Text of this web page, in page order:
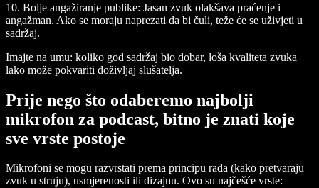
10. Bolje angažiranje publike: Jasan zvuk olakšava praćenje i
angažman. Ako se moraju naprezati da bi čuli, teže će se uživjeti u
sadržaj.
Imajte na umu: koliko god sadržaj bio dobar, loša kvaliteta zvuka
lako može pokvariti doživljaj slušatelja.
Prije nego što odaberemo najbolji
mikrofon za podcast, bitno je znati koje
sve vrste postoje
Mikrofoni se mogu razvrstati prema principu rada (kako pretvaraju
zvuk u struju), usmjerenosti ili dizajnu. Ovo su najčešće vrste: